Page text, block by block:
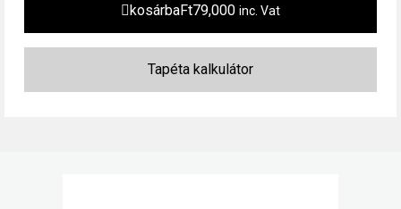
kosárbaFt79,000 inc. Vat